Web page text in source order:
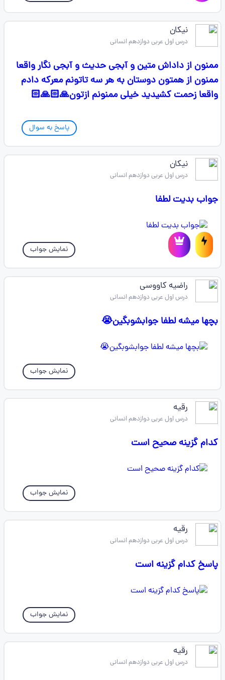
نیکان
درس اول عربی دوازدهم انسانی
ممنون از داداش متین و آبجی حدیث و آبجی نگار واقعا
ممنون از همتون دوستان به هر سه تاتونم معرکه دادم
واقعا زحمت کشیدید خیلی ممنونم ازتون🙏🏻🙏🏻
پاسخ به سوال
نیکان
درس اول عربی دوازدهم انسانی
جواب بدیت لطفا
نمایش جواب
راضیه کاووسی
درس اول عربی دوازدهم انسانی
بچها میشه لطفا جوابشوبگین😭
نمایش جواب
رقیه
درس اول عربی دوازدهم انسانی
کدام گزینه صحیح است
نمایش جواب
رقیه
درس اول عربی دوازدهم انسانی
پاسخ کدام گزینه است
نمایش جواب
رقیه
درس اول عربی دوازدهم انسانی